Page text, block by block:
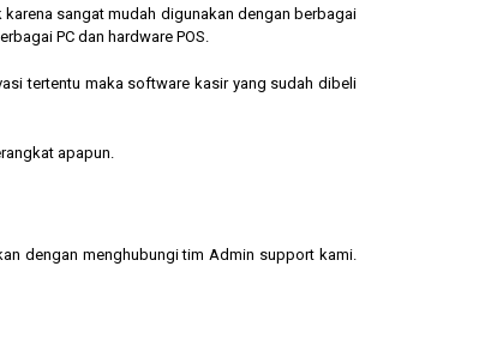
sangat mudah digunakan dengan berbagai
PC dan hardware POS.
tertentu maka software kasir yang sudah dibeli
apapun.
dengan menghubungi tim Admin support kami.